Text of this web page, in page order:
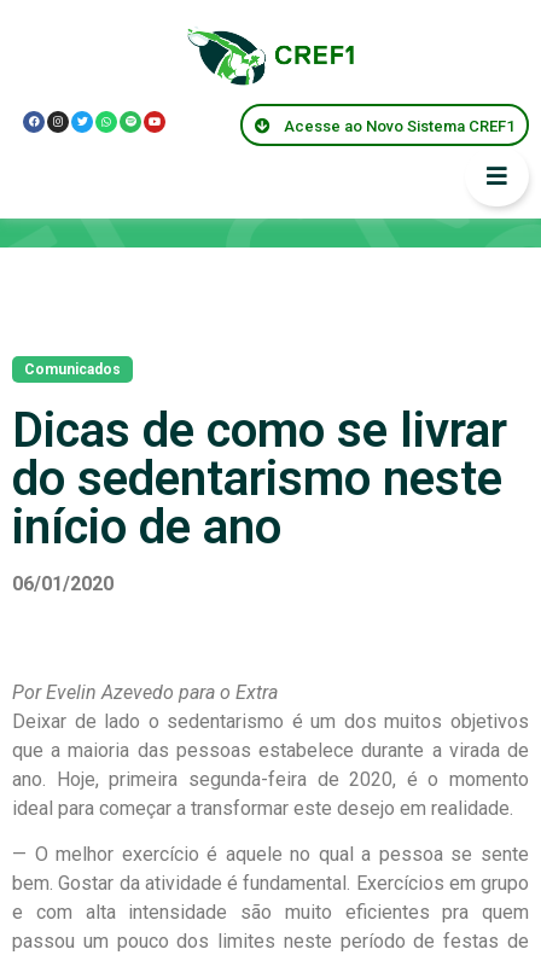
Acesse ao Novo Sistema CREF1
Comunicados
Dicas de como se livrar
do sedentarismo neste
início de ano
06/01/2020
Por Evelin Azevedo para o Extra
Deixar de lado o sedentarismo é um dos muitos objetivos
que a maioria das pessoas estabelece durante a virada de
ano. Hoje, primeira segunda-feira de 2020, é o momento
ideal para começar a transformar este desejo em realidade.
— O melhor exercício é aquele no qual a pessoa se sente
bem. Gostar da atividade é fundamental. Exercícios em grupo
e com alta intensidade são muito eficientes pra quem
passou um pouco dos limites neste período de festas de